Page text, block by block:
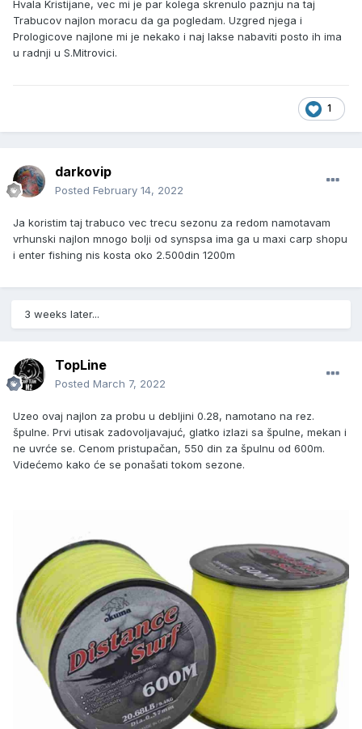
Hvala Kristijane, vec mi je par kolega skrenulo paznju na taj
Trabucov najlon moracu da ga pogledam. Uzgred njega i
Prologicove najlone mi je nekako i naj lakse nabaviti posto ih ima
u radnji u S.Mitrovici.
1
darkovip
Posted February 14, 2022
Ja koristim taj trabuco vec trecu sezonu za redom namotavam
vrhunski najlon mnogo bolji od synspsa ima ga u maxi carp shopu
i enter fishing nis kosta oko 2.500din 1200m
3 weeks later...
TopLine
Posted March 7, 2022
Uzeo ovaj najlon za probu u debljini 0.28, namotano na rez.
špulne. Prvi utisak zadovoljavajuć, glatko izlazi sa špulne, mekan i
ne uvrće se. Cenom pristupačan, 550 din za špulnu od 600m.
Videćemo kako će se ponašati tokom sezone.